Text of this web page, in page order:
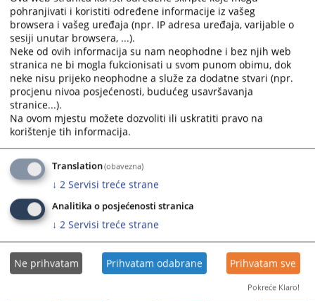
jednog općinskog suda na drugi općinski sud na
području kantona;
c) da odlučuje o brisanju osude i prestanku mjera
sigurnosti i pravnih posljedica osude na osnovu
sudske odluke;
d) da postupa po molbama za pomilovanje u skladu sa
zakonom;
e) da rješava o priznavanju odluka stranih sudova,
stranih trgovačkih sudova i stranih arbitraža;
f) da pruža međunarodnu pravnu pomoć u krivičnim
predmetima i
g) da obavlja druge poslove određene zakonom.
5335PREGLEDA
pohranjivati i koristiti određene informacije iz vašeg
browsera i vašeg uređaja (npr. IP adresa uređaja, varijable o
sesiji unutar browsera, ...).
Neke od ovih informacija su nam neophodne i bez njih web
stranica ne bi mogla fukcionisati u svom punom obimu, dok
neke nisu prijeko neophodne a služe za dodatne stvari (npr.
procjenu nivoa posjećenosti, budućeg usavršavanja
stranice...).
Na ovom mjestu možete dozvoliti ili uskratiti pravo na
korištenje tih informacija.
Translation(obavezna)
↓ 2 Servisi treće strane
Analitika o posjećenosti stranica
↓ 2 Servisi treće strane
Ne prihvatam Prihvatam odabrane Prihvatam sve
Pokreće Klaro!